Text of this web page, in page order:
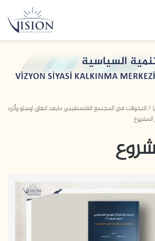
/التحولات في المجتمع الفلسطيني مابعد اتفاق اوسلو وأثره
المشروع